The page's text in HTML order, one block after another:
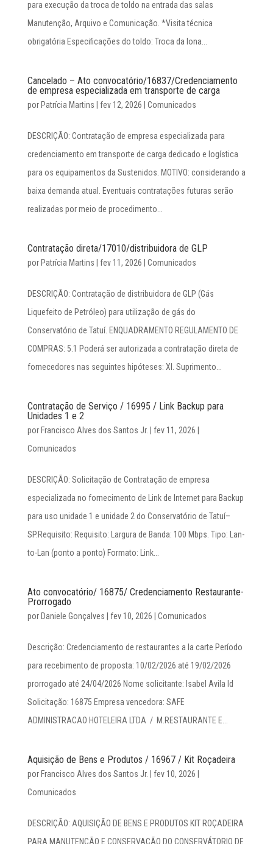
para execução da troca de toldo na entrada das salas
Manutenção, Arquivo e Comunicação. *Visita técnica
obrigatória Especificações do toldo: Troca da lona...
Cancelado – Ato convocatório/16837/Credenciamento
de empresa especializada em transporte de carga
por Patrícia Martins fev 12, 2026 Comunicados
DESCRIÇÃO: Contratação de empresa especializada para
credenciamento em transporte de carga dedicado e logística
para os equipamentos da Sustenidos. MOTIVO: considerando a
baixa demanda atual. Eventuais contratações futuras serão
realizadas por meio de procedimento...
Contratação direta/17010/distribuidora de GLP
por Patrícia Martins fev 11, 2026 Comunicados
DESCRIÇÃO: Contratação de distribuidora de GLP (Gás
Liquefeito de Petróleo) para utilização de gás do
Conservatório de Tatuí. ENQUADRAMENTO REGULAMENTO DE
COMPRAS: 5.1 Poderá ser autorizada a contratação direta de
fornecedores nas seguintes hipóteses: XI. Suprimento...
Contratação de Serviço / 16995 / Link Backup para
Unidades 1 e 2
por Francisco Alves dos Santos Jr. fev 11, 2026
Comunicados
DESCRIÇÃO: Solicitação de Contratação de empresa
especializada no fornecimento de Link de Internet para Backup
para uso unidade 1 e unidade 2 do Conservatório de Tatuí–
SP.Requisito: Requisito: Largura de Banda: 100 Mbps. Tipo: Lan-
to-Lan (ponto a ponto) Formato: Link...
Ato convocatório/ 16875/ Credenciamento Restaurante-
Prorrogado
por Daniele Gonçalves fev 10, 2026 Comunicados
Descrição: Credenciamento de restaurantes a la carte Período
para recebimento de proposta: 10/02/2026 até 19/02/2026
prorrogado até 24/04/2026 Nome solicitante: Isabel Avila Id
Solicitação: 16875 Empresa vencedora: SAFE
ADMINISTRACAO HOTELEIRA LTDA / M.RESTAURANTE E...
Aquisição de Bens e Produtos / 16967 / Kit Roçadeira
por Francisco Alves dos Santos Jr. fev 10, 2026
Comunicados
DESCRIÇÃO: AQUISIÇÃO DE BENS E PRODUTOS KIT ROÇADEIRA
PARA MANUTENÇÃO E CONSERVAÇÃO DO CONSERVÁTORIO DE